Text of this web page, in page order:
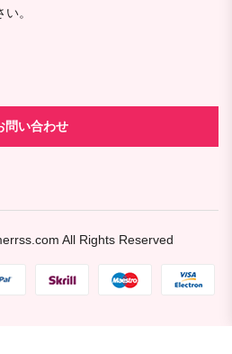
。
問い合わせ
All Rights Reserved